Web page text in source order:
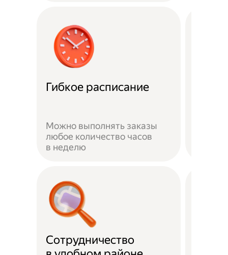
Гибкое расписание
Можно выполнять заказы
любое количество часов
в неделю
Сотрудничество